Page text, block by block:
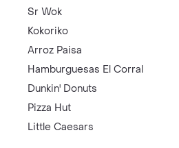
Sr Wok
Kokoriko
Arroz Paisa
Hamburguesas El Corral
Dunkin' Donuts
Pizza Hut
Little Caesars